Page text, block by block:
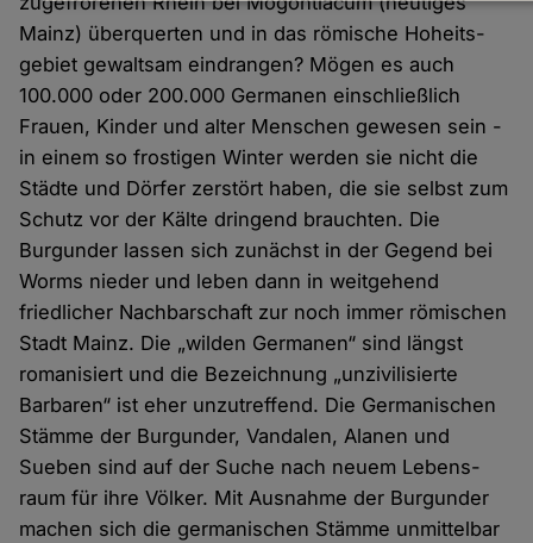
Mainz) überquerten und in das römische Hoheits­
gebiet gewaltsam eindrangen? Mögen es auch
100.000 oder 200.000 Germanen einschließlich
Frauen, Kinder und alter Menschen gewesen sein -
in einem so frostigen Winter werden sie nicht die
Städte und Dörfer zerstört haben, die sie selbst zum
Schutz vor der Kälte dringend brauchten. Die
Burgunder lassen sich zunächst in der Gegend bei
Worms nieder und leben dann in weitgehend
friedlicher Nachbar­schaft zur noch immer römischen
Stadt Mainz. Die „wilden Germanen“ sind längst
romanisiert und die Bezeichnung „unzivilisierte
Barbaren“ ist eher unzutreffend. Die Germanischen
Stämme der Burgunder, Vandalen, Alanen und
Sueben sind auf der Suche nach neuem Lebens­
raum für ihre Völker. Mit Ausnahme der Burgunder
machen sich die germanischen Stämme unmittelbar
und
Cookies